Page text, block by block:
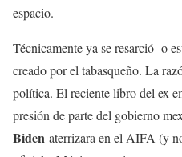
espacio.
Técnicamente ya se resarció -o
creado por el tabasqueño. La
política. El reciente libro del ex
presión de parte del gobierno
Biden aterrizara en el AIFA (y